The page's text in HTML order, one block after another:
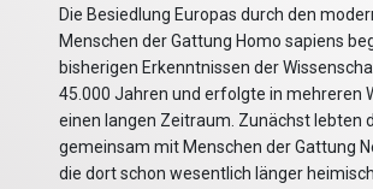
Die Besiedlung Europas durch den
Menschen der Gattung Homo sapiens
bisherigen Erkenntnissen der
45.000 Jahren und erfolgte in mehreren
einen langen Zeitraum. Zunächst lebten
gemeinsam mit Menschen der Gattung
die dort schon wesentlich länger